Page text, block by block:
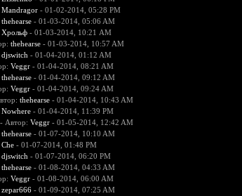
Mandragor- 01-02-2014, 05:28 PM
thehearse- 01-03-2014, 05:06 AM
Хрольф- 01-03-2014, 10:21 AM
thehearse- 01-03-2014, 10:57 AM
djswitch - 01-04-2014, 01:12 AM
Veggr- 01-04-2014, 08:21 AM
thehearse- 01-04-2014, 09:12 AM
Veggr- 01-04-2014, 09:24 AM
thehearse- 01-04-2014, 10:43 AM
Nowhere- 01-04-2014, 11:39 PM
- Автор: Veggr- 01-05-2014, 12:42 AM
thehearse- 01-07-2014, 10:10 AM
Che- 01-07-2014, 01:48 PM
djswitch - 01-07-2014, 06:20 PM
thehearse- 01-08-2014, 04:33 AM
Veggr- 01-08-2014, 06:00 AM
zepar666- 01-09-2014, 07:25 AM